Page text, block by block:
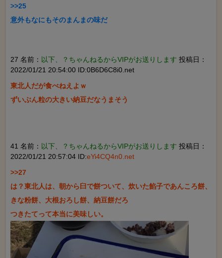
>>25
意外もなにもそのまんまの味だ
27 名前： 以下、？ちゃんねるからVIPがお送りします 投稿日：
2022/01/21 20:54:00 ID:0B6D6C8i0.net
東北人だが食べねえよｗ
ずいぶん粒の大きい納豆だなうまそう
41 名前： 以下、？ちゃんねるからVIPがお送りします 投稿日：
2022/01/21 20:57:04 ID:eYi4CQ4n0.net
>>27
は？東北人は、朝から臼で餅ついて、炊いた餡子であんころ餅、
きな粉餅、大根おろし餅、納豆餅だろ